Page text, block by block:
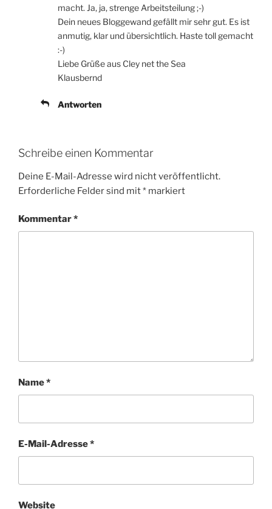
macht. Ja, ja, strenge Arbeitsteilung ;-)
Dein neues Bloggewand gefällt mir sehr gut. Es ist
anmutig, klar und übersichtlich. Haste toll gemacht
:-)
Liebe Grüße aus Cley net the Sea
Klausbernd
Antworten
Schreibe einen Kommentar
Deine E-Mail-Adresse wird nicht veröffentlicht.
Erforderliche Felder sind mit* markiert
Kommentar*
Name*
E-Mail-Adresse*
Website